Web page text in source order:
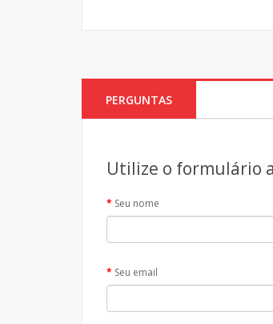
PERGUNTAS
Utilize o formulário
Seu nome
Seu email